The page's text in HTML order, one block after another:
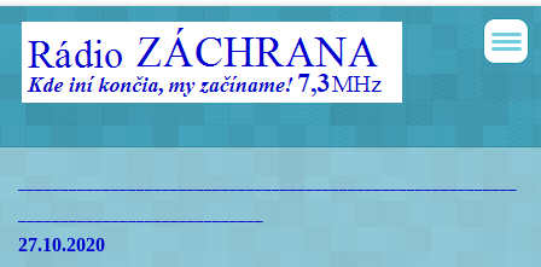
27.10.2020